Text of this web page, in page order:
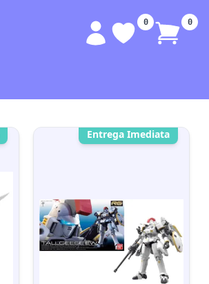
0 0
Entrega Imediata